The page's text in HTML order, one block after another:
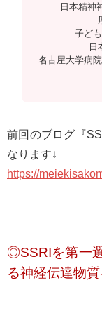
日本精神
子ど
日
名古屋大学病
前回のブログ『
なります↓
https://
◎SSRIを第一
る神経伝達物質